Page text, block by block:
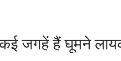
जगहें हैं घूमने